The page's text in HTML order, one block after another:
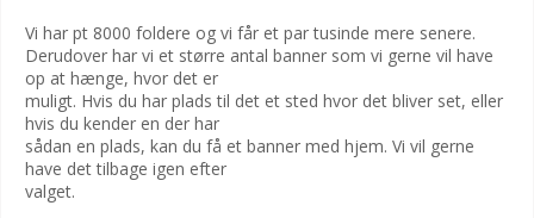
Vi har pt 8000 foldere og vi får et par tusinde mere senere.
Derudover har vi et større antal banner som vi gerne vil have
op at hænge, hvor det er
muligt. Hvis du har plads til det et sted hvor det bliver set, eller
hvis du kender en der har
sådan en plads, kan du få et banner med hjem. Vi vil gerne
have det tilbage igen efter
valget.